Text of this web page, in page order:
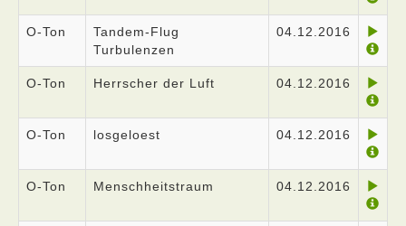
O-Ton
Tandem-Flug
Turbulenzen
04.12.2016
O-Ton Herrscher der Luft 04.12.2016
O-Ton losgeloest 04.12.2016
O-Ton Menschheitstraum 04.12.2016